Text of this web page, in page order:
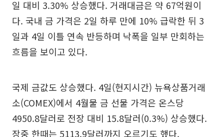
일 대비 3.30% 상승했다. 거래대금은 약 67억원이
다. 국내 금 가격은 2일 하루 만에 10% 급락한 뒤 3
일과 4일 이틀 연속 반등하며 낙폭을 일부 만회하는
흐름을 보이고 있다.
국제 금값도 상승했다. 4일(현지시간) 뉴욕상품거래
소(COMEX)에서 4월물 금 선물 가격은 온스당
4950.8달러로 전장 대비 15.8달러(0.3%) 상승했다.
장중 한때는 5113.9달러까지 오르기도 했다.